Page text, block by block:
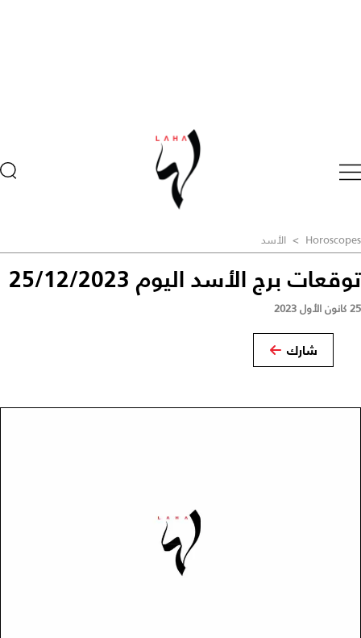
Horoscopes
> الأسد
توقعات برج الأسد اليوم 25/12/2023
25 كانون الأول 2023
شارك